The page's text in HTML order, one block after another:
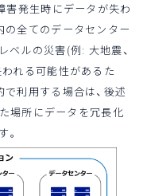
害発生時にデータが失わ
の全てのデータセンター
ベルの災害(例: 大地震、
れる可能性があるた
利用する場合は、後述
場所にデータを冗長化
。